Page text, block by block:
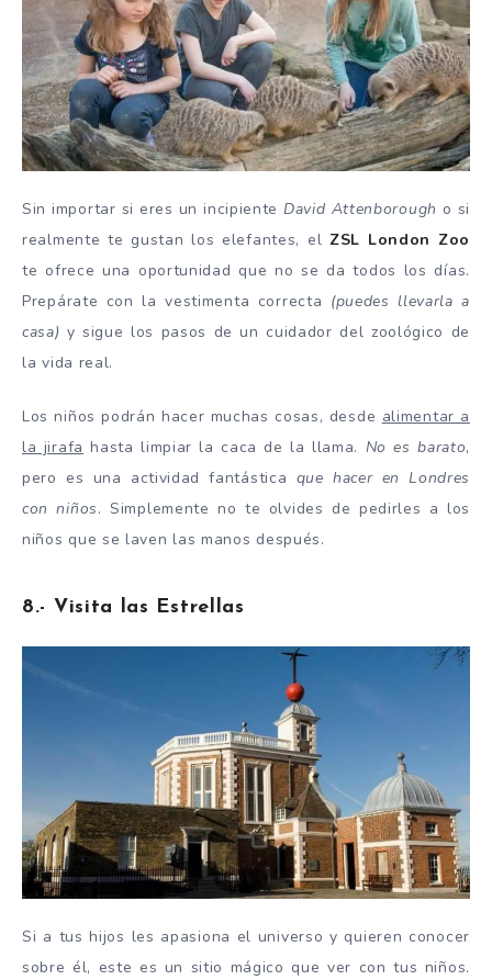
Sin importar si eres un incipienteDavid Attenborough o si
realmente te gustan los elefantes, el ZSL London Zoo
te ofrece una oportunidad que no se da todos los días.
Prepárate con la vestimenta correcta (puedes llevarla a
casa) y sigue los pasos de un cuidador del zoológico de
la vida real.
Los niños podrán hacer muchas cosas, desde alimentar a
la jirafa hasta limpiar la caca de la llama. No es barato,
pero es una actividad fantástica que hacer en Londres
con niños. Simplemente no te olvides de pedirles a los
niños que se laven las manos después.
8.- Visita las Estrellas
Si a tus hijos les apasiona el universo y quieren conocer
sobre él, este es un sitio mágico que ver con tus niños.